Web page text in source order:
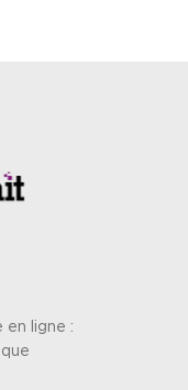
en ligne :